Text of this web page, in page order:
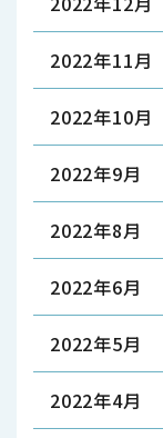
2022年11月
2022年10月
2022年9月
2022年8月
2022年6月
2022年5月
2022年4月